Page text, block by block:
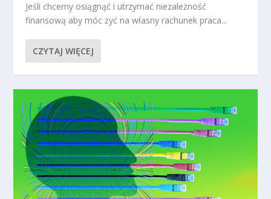
Jeśli chcemy osiągnąć i utrzymać niezależność
finansową aby móc żyć na własny rachunek praca...
CZYTAJ WIĘCEJ